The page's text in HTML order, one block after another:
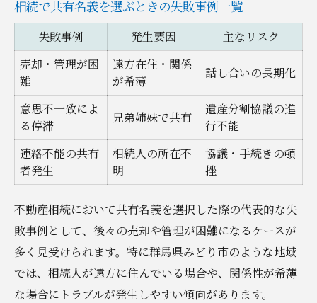
相続で共有名義を選ぶときの失敗事例一覧
失敗事例 発生要因
主なリスク
売却・管理が困
難
遠方在住・関係
が希薄
話し合いの長期化
意思不一致によ
る停滞
兄弟姉妹で共有
遺産分割協議の進
行不能
連絡不能の共有
者発生
相続人の所在不
明
協議・手続きの頓
挫
不動産相続において共有名義を選択した際の代表的な失
敗事例として、後々の売却や管理が困難になるケースが
多く見受けられます。特に群馬県みどり市のような地域
では、相続人が遠方に住んでいる場合や、関係性が希薄
な場合にトラブルが発生しやすい傾向があります。